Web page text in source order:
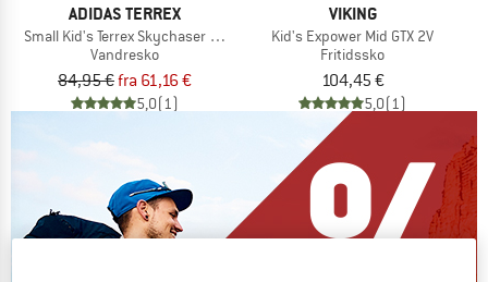
ADIDAS TERREX
Small Kid's Terrex Skychaser Mid GORE-TEX
Vandresko
84,95 €fra 61,16 €
5,0(1)
VIKING
Kid's Expower Mid GTX 2V
Fritidssko
104,45 €
5,0(1)